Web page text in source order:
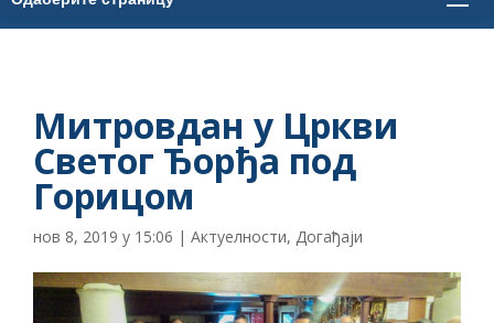
Митровдан у Цркви
Светог Ђорђа под
Горицом
нов 8, 2019 у 15:06 | Актуелности, Догађаји